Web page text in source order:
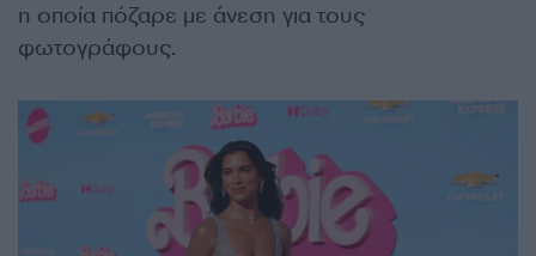
η οποία πόζαρε με άνεση για τους
φωτογράφους.